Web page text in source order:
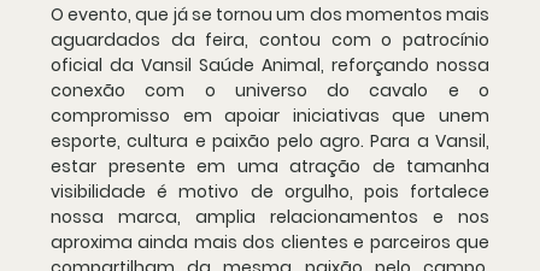
O evento, que já se tornou um dos momentos mais
aguardados da feira, contou com o patrocínio
oficial da Vansil Saúde Animal, reforçando nossa
conexão com o universo do cavalo e o
compromisso em apoiar iniciativas que unem
esporte, cultura e paixão pelo agro. Para a Vansil,
estar presente em uma atração de tamanha
visibilidade é motivo de orgulho, pois fortalece
nossa marca, amplia relacionamentos e nos
aproxima ainda mais dos clientes e parceiros que